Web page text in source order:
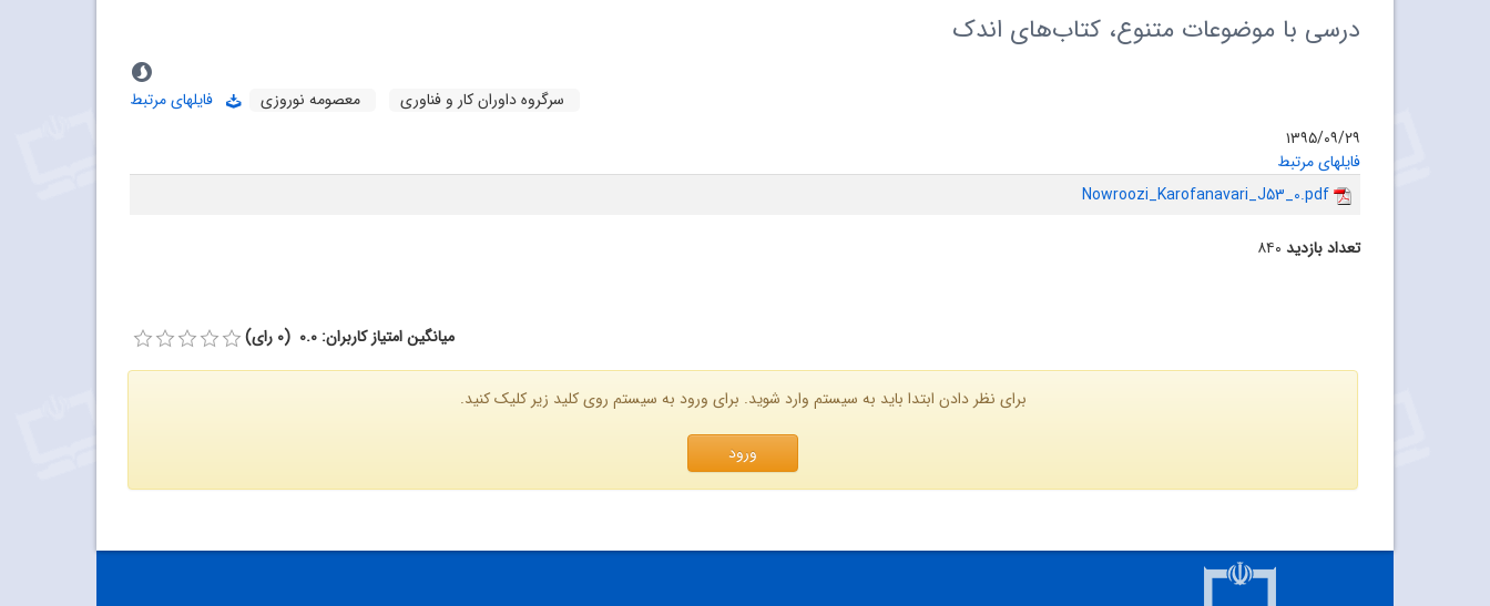
درسی با موضوعات متنوع، کتاب‌های اندک
سرگروه داوران کار و فناوری معصومه نوروزی
فایلهای مرتبط
۱۳۹۵/۰۹/۲۹
فایلهای مرتبط
Nowroozi_Karofanavari_J53_0.pdf
تعداد بازدید ۸۴۰
میانگین امتیاز کاربران: 0.0 (0 رای)
برای نظر دادن ابتدا باید به سیستم وارد شوید. برای ورود به سیستم روی کلید زیر کلیک کنید.
ورود